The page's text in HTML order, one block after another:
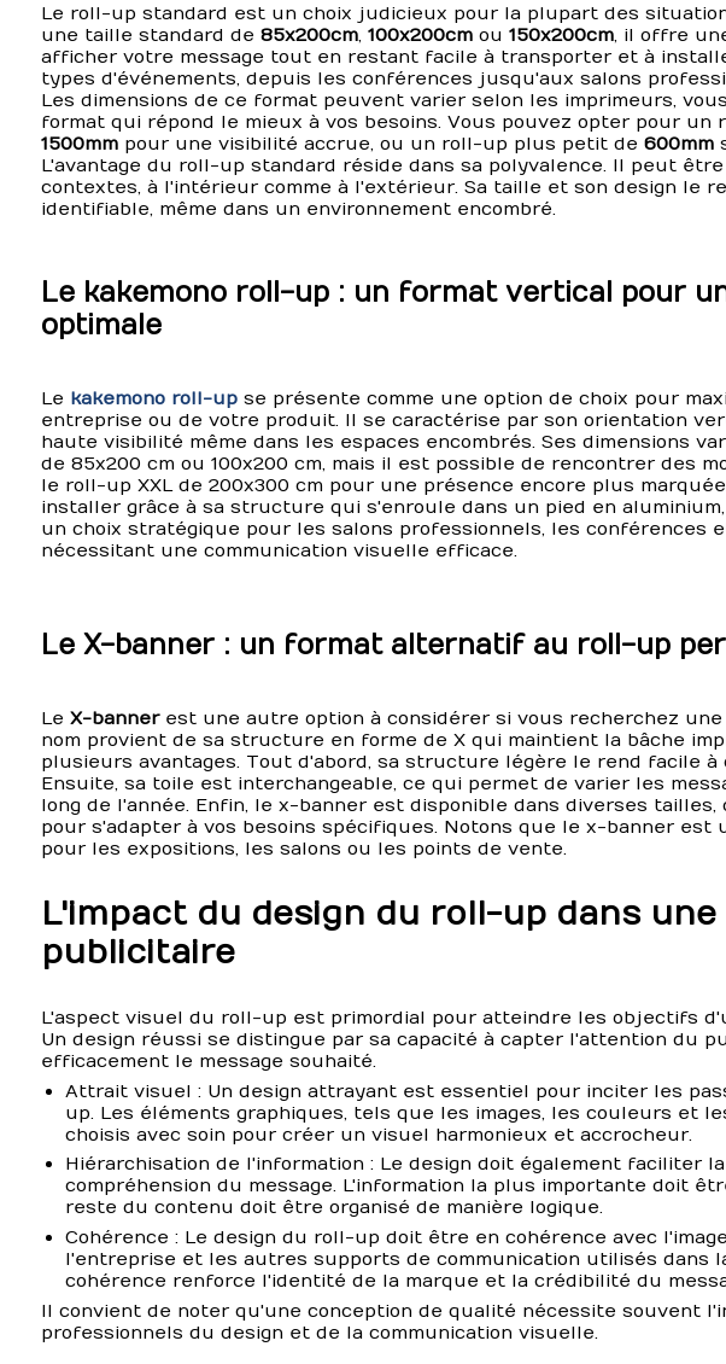
Le roll-up standard est un choix judicieux pour la plupart des
une taille standard de 85x200cm, 100x200cmou 150x200cm, il offre
afficher votre message tout en restant facile à transporter et à
types d'événements, depuis les conférences jusqu'aux salons
Les dimensions de ce format peuvent varier selon les imprimeurs,
format qui répond le mieux à vos besoins. Vous pouvez opter pour un
1500mmpour une visibilité accrue, ou un roll-up plus petit de 600mm
L'avantage du roll-up standard réside dans sa polyvalence. Il peut
contextes, à l'intérieur comme à l'extérieur. Sa taille et son design le
identifiable, même dans un environnement encombré.
Le kakemono roll-up : un format vertical pour
optimale
Le kakemono roll-upse présente comme une option de choix pour
entreprise ou de votre produit. Il se caractérise par son orientation
haute visibilité même dans les espaces encombrés. Ses dimensions
de 85x200 cm ou 100x200 cm, mais il est possible de rencontrer des
le roll-up XXL de 200x300 cm pour une présence encore plus
installer grâce à sa structure qui s'enroule dans un pied en
un choix stratégique pour les salons professionnels, les conférences
nécessitant une communication visuelle efficace.
Le X-banner : un format alternatif au roll-up
Le X-bannerest une autre option à considérer si vous recherchez
nom provient de sa structure en forme de X qui maintient la bâche
plusieurs avantages. Tout d'abord, sa structure légère le rend facile
Ensuite, sa toile est interchangeable, ce qui permet de varier les
long de l'année. Enfin, le x-banner est disponible dans diverses tailles,
pour s'adapter à vos besoins spécifiques. Notons que le x-banner est
pour les expositions, les salons ou les points de vente.
L'impact du design du roll-up dans une
publicitaire
L'aspect visuel du roll-up est primordial pour atteindre les objectifs
Un design réussi se distingue par sa capacité à capter l'attention du
efficacement le message souhaité.
Attrait visuel : Un design attrayant est essentiel pour inciter les
up. Les éléments graphiques, tels que les images, les couleurs et
choisis avec soin pour créer un visuel harmonieux et accrocheur.
Hiérarchisation de l'information : Le design doit également faciliter
compréhension du message. L'information la plus importante doit
reste du contenu doit être organisé de manière logique.
Cohérence : Le design du roll-up doit être en cohérence avec
l'entreprise et les autres supports de communication utilisés dans
cohérence renforce l'identité de la marque et la crédibilité du
Il convient de noter qu'une conception de qualité nécessite souvent
professionnels du design et de la communication visuelle.